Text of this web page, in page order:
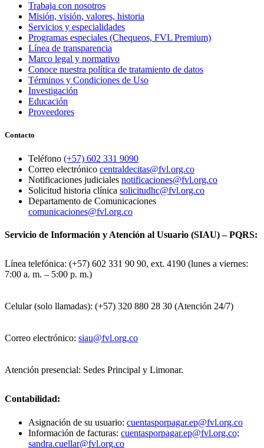
Trabaja con nosotros
Misión, visión, valores, historia
Servicios y especialidades
Programas especiales (Chequeos, FVL Premium)
Línea de transparencia
Marco legal y normativo
Conoce nuestra política de tratamiento de datos
Términos y Condiciones de Uso
Investigación
Educación
Proveedores
Contacto
Teléfono (+57) 602 331 9090
Correo electrónico centraldecitas@fvl.org.co
Notificaciones judiciales notificaciones@fvl.org.co
Solicitud historia clínica solicitudhc@fvl.org.co
Departamento de Comunicaciones
comunicaciones@fvl.org.co
Servicio de Información y Atención al Usuario (SIAU) – PQRS:
Línea telefónica: (+57) 602 331 90 90, ext. 4190 (lunes a viernes:
7:00 a. m. – 5:00 p. m.)
Celular (solo llamadas): (+57) 320 880 28 30 (Atención 24/7)
Correo electrónico: siau@fvl.org.co
Atención presencial: Sedes Principal y Limonar.
Contabilidad:
Asignación de su usuario: cuentasporpagar.ep@fvl.org.co
Información de facturas: cuentasporpagar.ep@fvl.org.co;
sandra.cuellar@fvl.org.co